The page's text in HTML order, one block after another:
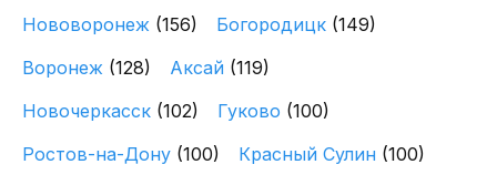
Нововоронеж (156) Богородицк (149)
Воронеж (128) Аксай (119)
Новочеркасск (102) Гуково (100)
Ростов-на-Дону (100) Красный Сулин (100)